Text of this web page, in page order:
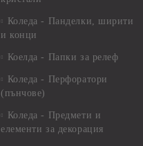
Коледа - Панделки, ширити
и конци
Коелда - Папки за релеф
Коледа - Перфоратори
(пънчове)
Коледа - Предмети и
елементи за декорация